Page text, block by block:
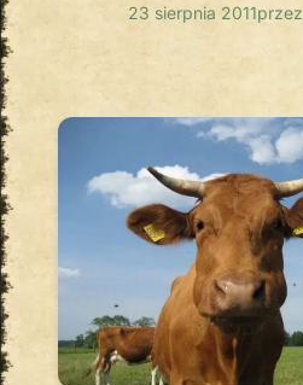
23 sierpnia 2011przez